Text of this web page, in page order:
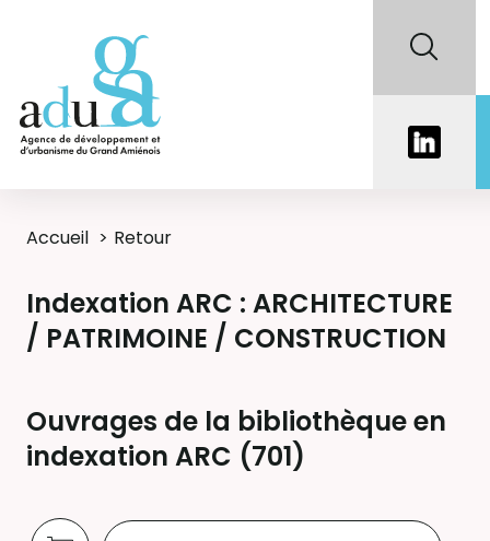
Accueil Retour
Indexation ARC : ARCHITECTURE
/ PATRIMOINE / CONSTRUCTION
Ouvrages de la bibliothèque en
indexation ARC (701)